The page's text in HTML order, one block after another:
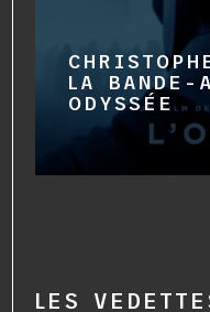
LA BANDE-
ODYSSÉE
LES